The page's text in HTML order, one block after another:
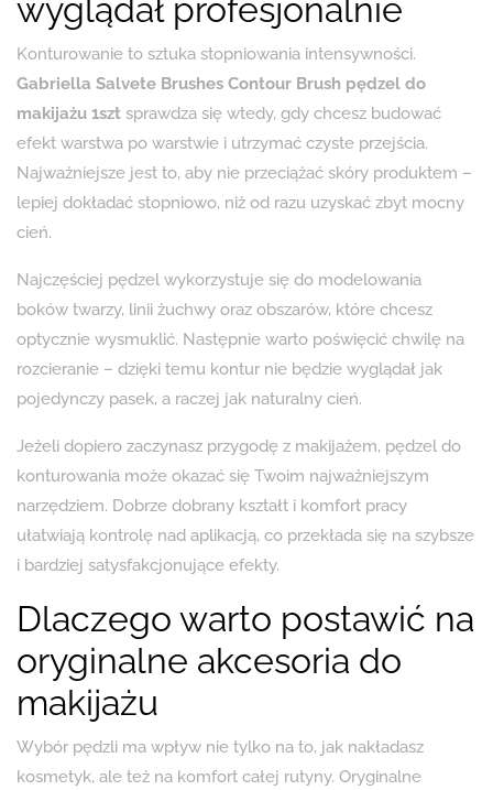
wyglądał profesjonalnie
Konturowanie to sztuka stopniowania intensywności.
Gabriella Salvete Brushes Contour Brush pędzel do
makijażu 1szt sprawdza się wtedy, gdy chcesz budować
efekt warstwa po warstwie i utrzymać czyste przejścia.
Najważniejsze jest to, aby nie przeciążać skóry produktem –
lepiej dokładać stopniowo, niż od razu uzyskać zbyt mocny
cień.
Najczęściej pędzel wykorzystuje się do modelowania
boków twarzy, linii żuchwy oraz obszarów, które chcesz
optycznie wysmuklić. Następnie warto poświęcić chwilę na
rozcieranie – dzięki temu kontur nie będzie wyglądał jak
pojedynczy pasek, a raczej jak naturalny cień.
Jeżeli dopiero zaczynasz przygodę z makijażem, pędzel do
konturowania może okazać się Twoim najważniejszym
narzędziem. Dobrze dobrany kształt i komfort pracy
ułatwiają kontrolę nad aplikacją, co przekłada się na szybsze
i bardziej satysfakcjonujące efekty.
Dlaczego warto postawić na
oryginalne akcesoria do
makijażu
Wybór pędzli ma wpływ nie tylko na to, jak nakładasz
kosmetyk, ale też na komfort całej rutyny. Oryginalne